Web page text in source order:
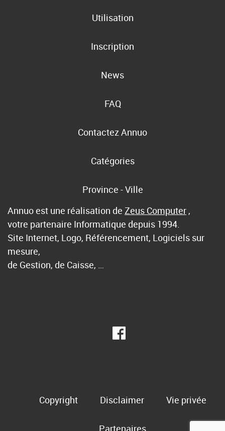
Utilisation
Inscription
News
FAQ
Contactez Annuo
Catégories
Province - Ville
Annuo est une réalisation de Zeus Computer ,
votre partenaire Informatique depuis 1994.
Site Internet, Logo, Référencement, Logiciels sur
mesure,
de Gestion, de Caisse, …
Copyright Disclaimer Vie privée